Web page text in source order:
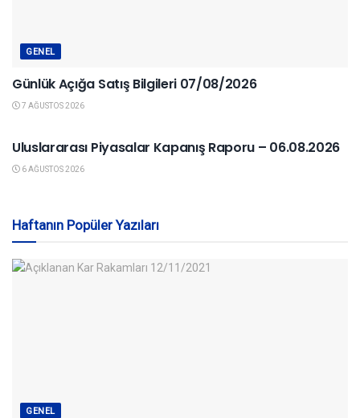
GENEL
Günlük Açığa Satış Bilgileri 07/08/2026
7 AĞUSTOS 2026
Uluslararası Piyasalar Kapanış Raporu – 06.08.2026
6 AĞUSTOS 2026
Haftanın Popüler Yazıları
GENEL